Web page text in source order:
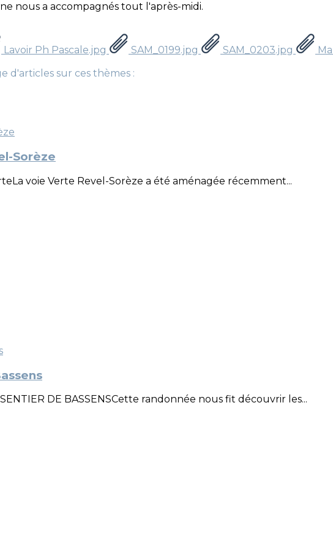
nous a accompagnés tout l'après-midi.
Lavoir Ph Pascale.jpg SAM_0199.jpg SAM_0203.jpg
d'articles sur ces thèmes :
Sorèze
voie Verte Revel-Sorèze a été aménagée récemment...
DE BASSENSCette randonnée nous fit découvrir les...